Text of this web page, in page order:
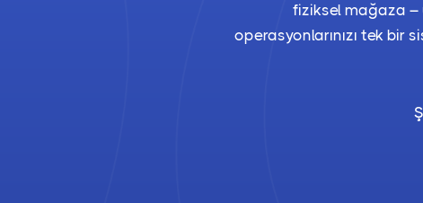
fiziksel mağaza –
operasyonlarınızı tek bir